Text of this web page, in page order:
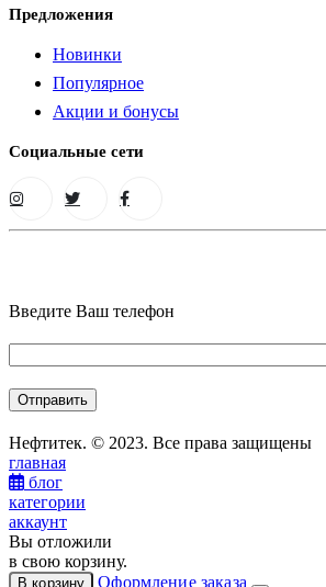
Предложения
Новинки
Популярное
Акции и бонусы
Социальные сети
Введите Ваш телефон
Нефтитек. © 2023. Все права защищены
главная
блог
категории
аккаунт
Вы отложили
в свою корзину.
В корзину Оформление заказа